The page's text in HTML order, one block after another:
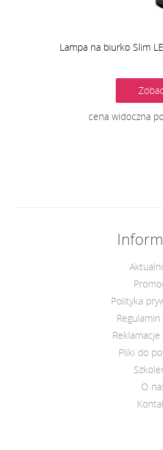
Lampa na biurko Slim
cena widoczna
Polityka
Pliki do
O